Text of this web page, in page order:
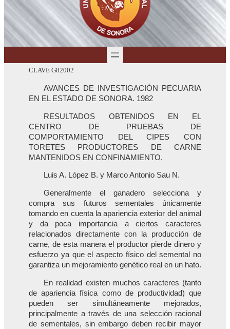
CLAVE G82002
AVANCES DE INVESTIGACIÓN PECUARIA
EN EL ESTADO DE SONORA. 1982
RESULTADOS OBTENIDOS EN EL
CENTRO DE PRUEBAS DE
COMPORTAMIENTO DEL CIPES CON
TORETES PRODUCTORES DE CARNE
MANTENIDOS EN CONFINAMIENTO.
Luis A. López B. y Marco Antonio Sau N.
Generalmente el ganadero selecciona y
compra sus futuros sementales únicamente
tomando en cuenta la apariencia exterior del animal
y da poca importancia a ciertos caracteres
relacionados directamente con la producción de
carne, de esta manera el productor pierde dinero y
esfuerzo ya que el aspecto físico del semental no
garantiza un mejoramiento genético real en un hato.
En realidad existen muchos caracteres (tanto
de apariencia física como de productividad) que
pueden ser simultáneamente mejorados,
principalmente a través de una selección racional
de sementales, sin embargo deben recibir mayor